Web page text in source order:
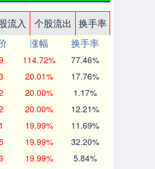
流入 个股流出
换手率
涨幅
换手率
114.72% 77.46%
20.01% 17.76%
20.00% 1.17%
20.00% 12.21%
19.99% 11.69%
19.99% 32.20%
19.99% 5.84%